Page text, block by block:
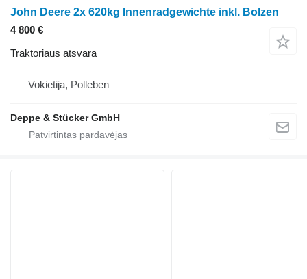
John Deere 2x 620kg Innenradgewichte inkl. Bolzen
4 800 €
Traktoriaus atsvara
Vokietija, Polleben
Deppe & Stücker GmbH